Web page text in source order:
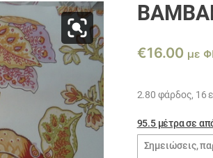
€16.00 με
2.80 φάρδος, 16
95.5 μέτρα σε
Σημειώσεις